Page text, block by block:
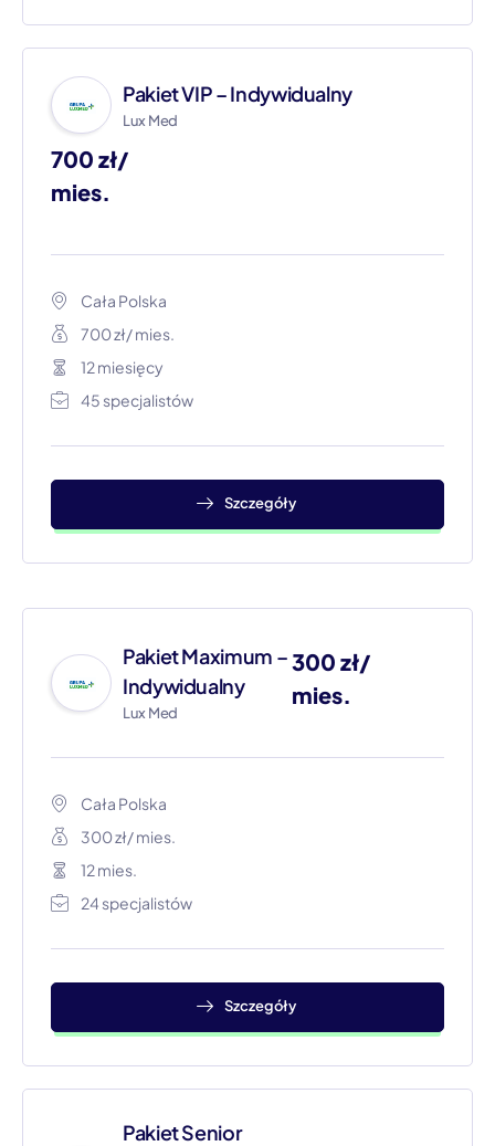
Pakiet VIP – Indywidualny
Lux Med
700 zł/
mies.
Cała Polska​
700 zł/ mies.
12 miesięcy
45 specjalistów
Szczegóły
Pakiet Maximum –
Indywidualny
Lux Med
300 zł/
mies.
Cała Polska​
300 zł/ mies.
12 mies.
24 specjalistów
Szczegóły
Pakiet Senior